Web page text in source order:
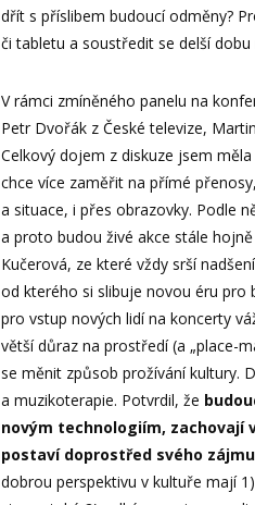
dřít s příslibem budoucí odměny?
či tabletu a soustředit se delší
V rámci zmíněného panelu na
Petr Dvořák z České televize,
Celkový dojem z diskuze jsem
chce více zaměřit na přímé
a situace, i přes obrazovky. Podle
a proto budou živé akce stále
Kučerová, ze které vždy srší
od kterého si slibuje novou éru pro
pro vstup nových lidí na koncerty
větší důraz na prostředí (a „place-
se měnit způsob prožívání kultury.
a muzikoterapie. Potvrdil, že
novým technologiím,
postaví doprostřed svého zájmu
dobrou perspektivu v kultuře mají